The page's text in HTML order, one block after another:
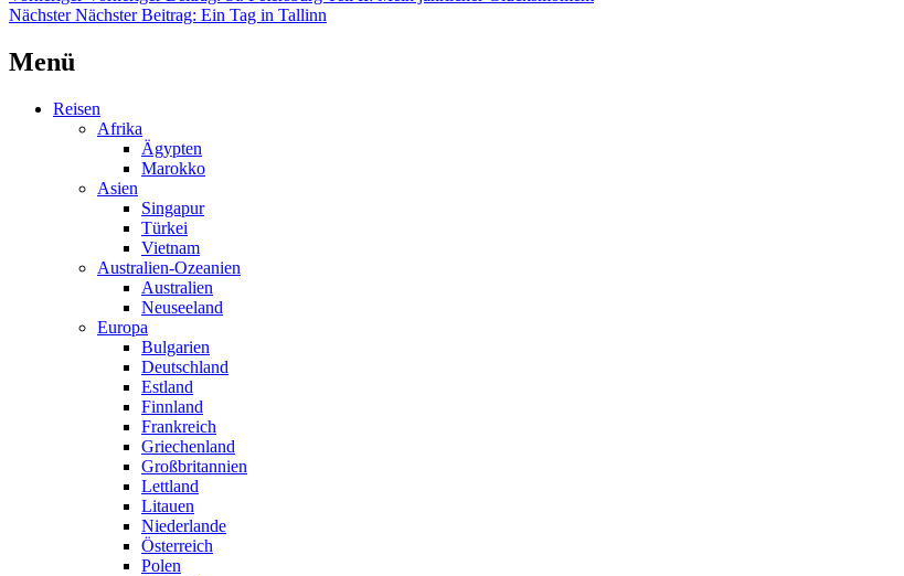
Nächster Nächster Beitrag: Ein Tag in Tallinn
Menü
Reisen
Afrika
Ägypten
Marokko
Asien
Singapur
Türkei
Vietnam
Australien-Ozeanien
Australien
Neuseeland
Europa
Bulgarien
Deutschland
Estland
Finnland
Frankreich
Griechenland
Großbritannien
Lettland
Litauen
Niederlande
Österreich
Polen